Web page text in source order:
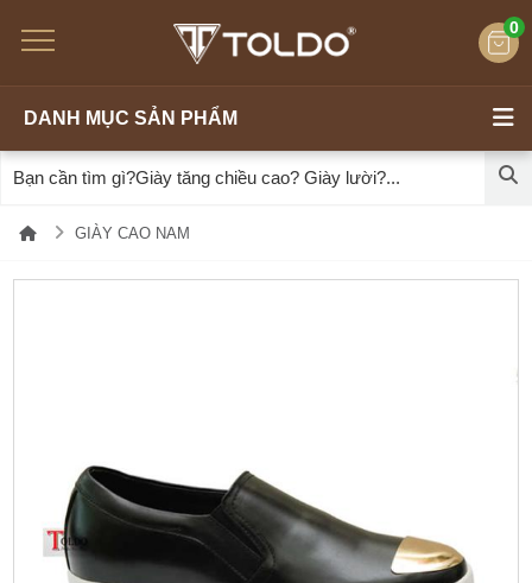
0
DANH MỤC SẢN PHẨM
GIÀY CAO NAM